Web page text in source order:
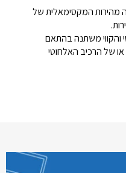
מהירות המקסימאלית של
והקווי משתנה בהתאם
או של הרכיב האלחוטי